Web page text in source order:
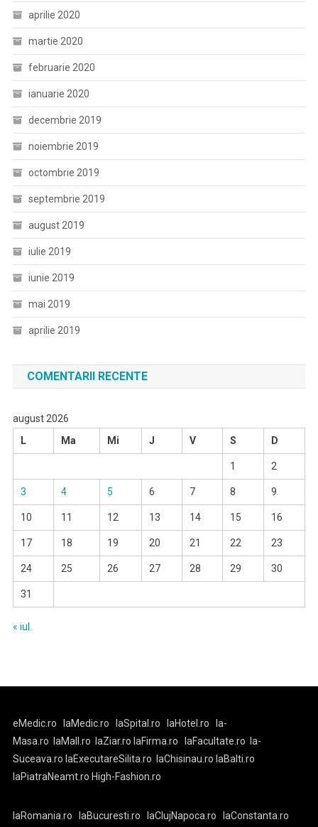
aprilie 2020
martie 2020
februarie 2020
ianuarie 2020
decembrie 2019
noiembrie 2019
octombrie 2019
septembrie 2019
august 2019
iulie 2019
iunie 2019
mai 2019
aprilie 2019
COMENTARII RECENTE
august 2026
L
Ma Mi J V S D
1 2
3 4 5 6 7 8 9
10 11 12 13 14 15 16
17 18 19 20 21 22 23
24 25 26 27 28 29 30
31
« iul.
eMedic.ro laMedic.ro laSpital.ro laHotel.ro
la-
Masa.ro
laMall.ro laZiar.ro laFirma.ro laFacultate.ro
la-
Suceava.ro laExecutareSilita.ro laChisinau.ro laBalti.ro
laPiatraNeamt.ro High-Fashion.ro
laRomania.ro laBucuresti.ro laClujNapoca.ro laConstanta.ro